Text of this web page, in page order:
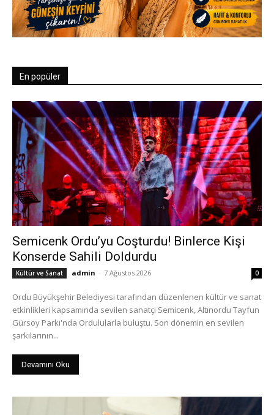
En popüler
Semicenk Ordu’yu Coşturdu! Binlerce Kişi
Konserde Sahili Doldurdu
Kültür ve Sanat admin - 7 Ağustos 2026 0
Ordu Büyükşehir Belediyesi tarafından düzenlenen kültür ve sanat
etkinlikleri kapsamında sevilen sanatçı Semicenk, Altınordu Tayfun
Gürsoy Parkı'nda Ordulularla buluştu. Son dönemin en sevilen
şarkılarının...
Devamını Oku